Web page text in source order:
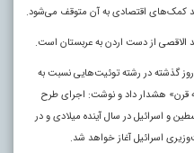
کمک‌های اقتصادی به آن متوقف می‌شود.
از دست اردن به عربستان است.
گذشته در رشته توئیت‌هایی نسبت به
قرن» هشدار داد و نوشت: اجرای طرح
و اسرائیل در سال آینده میلادی و در
اسرائیل آغاز خواهد شد.